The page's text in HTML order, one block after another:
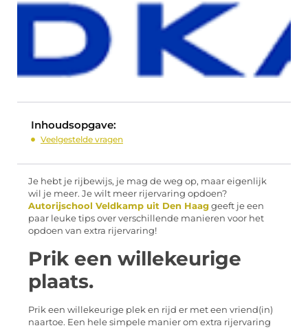
Inhoudsopgave:
Veelgestelde vragen
Je hebt je rijbewijs, je mag de weg op, maar eigenlijk
wil je meer. Je wilt meer rijervaring opdoen?
Autorijschool Veldkamp uit Den Haag geeft je een
paar leuke tips over verschillende manieren voor het
opdoen van extra rijervaring!
Prik een willekeurige
plaats.
Prik een willekeurige plek en rijd er met een vriend(in)
naartoe. Een hele simpele manier om extra rijervaring